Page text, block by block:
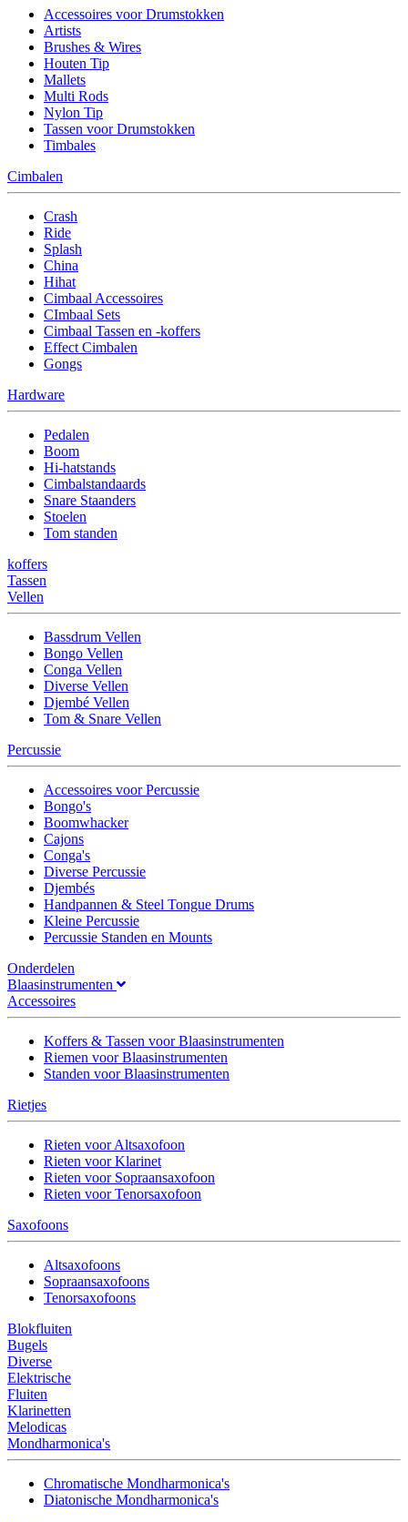
Accessoires voor Drumstokken
Artists
Brushes & Wires
Houten Tip
Mallets
Multi Rods
Nylon Tip
Tassen voor Drumstokken
Timbales
Cimbalen
Crash
Ride
Splash
China
Hihat
Cimbaal Accessoires
CImbaal Sets
Cimbaal Tassen en -koffers
Effect Cimbalen
Gongs
Hardware
Pedalen
Boom
Hi-hatstands
Cimbalstandaards
Snare Staanders
Stoelen
Tom standen
koffers
Tassen
Vellen
Bassdrum Vellen
Bongo Vellen
Conga Vellen
Diverse Vellen
Djembé Vellen
Tom & Snare Vellen
Percussie
Accessoires voor Percussie
Bongo's
Boomwhacker
Cajons
Conga's
Diverse Percussie
Djembés
Handpannen & Steel Tongue Drums
Kleine Percussie
Percussie Standen en Mounts
Onderdelen
Blaasinstrumenten
Accessoires
Koffers & Tassen voor Blaasinstrumenten
Riemen voor Blaasinstrumenten
Standen voor Blaasinstrumenten
Rietjes
Rieten voor Altsaxofoon
Rieten voor Klarinet
Rieten voor Sopraansaxofoon
Rieten voor Tenorsaxofoon
Saxofoons
Altsaxofoons
Sopraansaxofoons
Tenorsaxofoons
Blokfluiten
Bugels
Diverse
Elektrische
Fluiten
Klarinetten
Melodicas
Mondharmonica's
Chromatische Mondharmonica's
Diatonische Mondharmonica's